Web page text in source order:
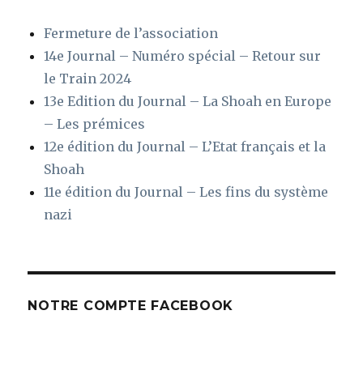
Fermeture de l’association
14e Journal – Numéro spécial – Retour sur
le Train 2024
13e Edition du Journal – La Shoah en Europe
– Les prémices
12e édition du Journal – L’Etat français et la
Shoah
11e édition du Journal – Les fins du système
nazi
NOTRE COMPTE FACEBOOK